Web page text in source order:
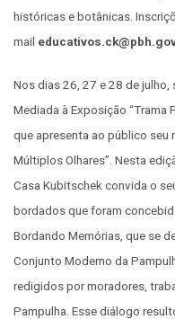
históricas e botânicas.
mail
Nos dias 26, 27 e 28 de
Mediada à Exposição “Trama
que apresenta ao público seu
Múltiplos Olhares”. Nesta
Casa Kubitschek convida o
bordados que foram
Bordando Memórias, que se
Conjunto Moderno da
redigidos por moradores,
Pampulha. Esse diálogo